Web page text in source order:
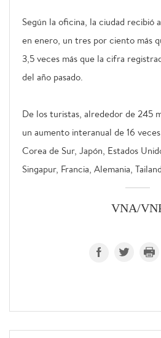
Según la oficina, la ciudad recibió
en enero, un tres por ciento más
3,5 veces más que la cifra
del año pasado.
De los turistas, alrededor de 245
un aumento interanual de 16
Corea de Sur, Japón, Estados
Singapur, Francia, Alemania,
VNA/